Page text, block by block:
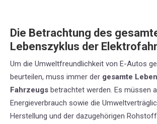
Die Betrachtung des
Lebenszyklus der
Um die Umweltfreundlichkeit von E-Autos
beurteilen, muss immer der gesamte
Fahrzeugs betrachtet werden. Es müssen
Energieverbrauch sowie die
Herstellung und der dazugehörigen